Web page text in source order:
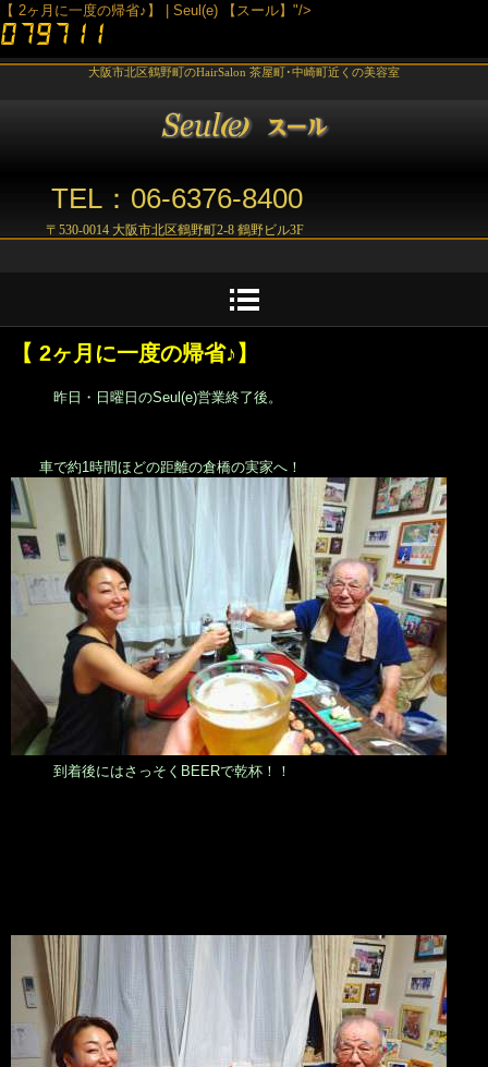
【 2ヶ月に一度の帰省♪】 | Seul(e) 【スール】"/>
大阪市北区鶴野町のHairSalon 茶屋町･中崎町近くの美容室
TEL：06-6376-8400
〒530-0014 大阪市北区鶴野町2-8 鶴野ビル3F
【 2ヶ月に一度の帰省♪】
昨日・日曜日のSeul(e)営業終了後。
車で約1時間ほどの距離の倉橋の実家へ！
到着後にはさっそくBEERで乾杯！！